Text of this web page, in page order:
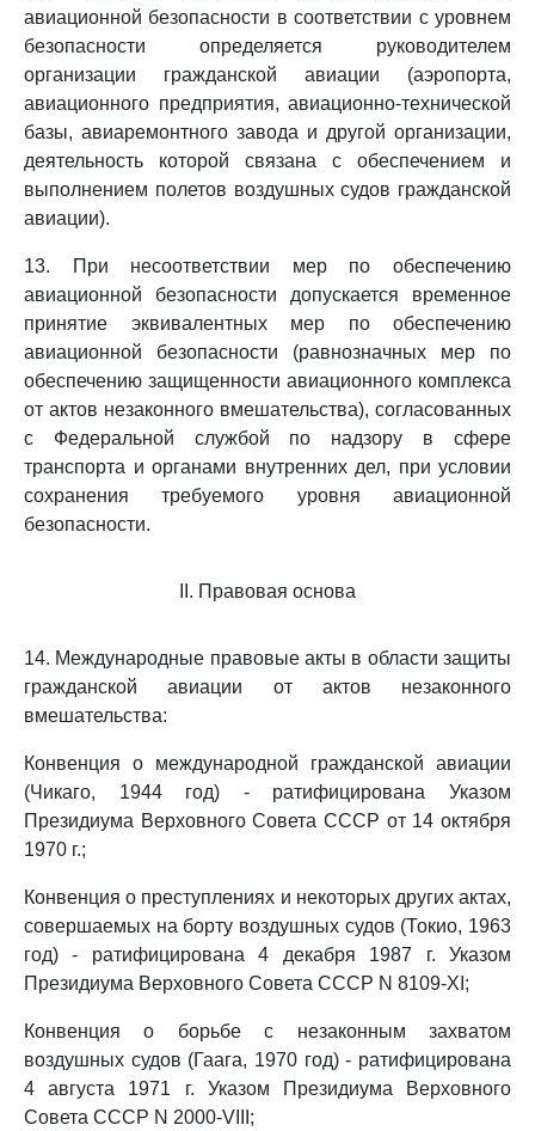
авиационной безопасности в соответствии с уровнем
безопасности определяется руководителем
организации гражданской авиации (аэропорта,
авиационного предприятия, авиационно-технической
базы, авиаремонтного завода и другой организации,
деятельность которой связана с обеспечением и
выполнением полетов воздушных судов гражданской
авиации).
13. При несоответствии мер по обеспечению
авиационной безопасности допускается временное
принятие эквивалентных мер по обеспечению
авиационной безопасности (равнозначных мер по
обеспечению защищенности авиационного комплекса
от актов незаконного вмешательства), согласованных
с Федеральной службой по надзору в сфере
транспорта и органами внутренних дел, при условии
сохранения требуемого уровня авиационной
безопасности.
II. Правовая основа
14. Международные правовые акты в области защиты
гражданской авиации от актов незаконного
вмешательства:
Конвенция о международной гражданской авиации
(Чикаго, 1944 год) - ратифицирована Указом
Президиума Верховного Совета СССР от 14 октября
1970 г.;
Конвенция о преступлениях и некоторых других актах,
совершаемых на борту воздушных судов (Токио, 1963
год) - ратифицирована 4 декабря 1987 г. Указом
Президиума Верховного Совета СССР N 8109-XI;
Конвенция о борьбе с незаконным захватом
воздушных судов (Гаага, 1970 год) - ратифицирована
4 августа 1971 г. Указом Президиума Верховного
Совета СССР N 2000-VIII;